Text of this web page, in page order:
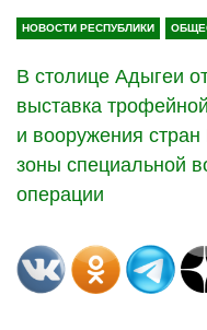
НОВОСТИ РЕСПУБЛИКИ
В столице Адыгеи
выставка
и вооружения
зоны специальной
операции